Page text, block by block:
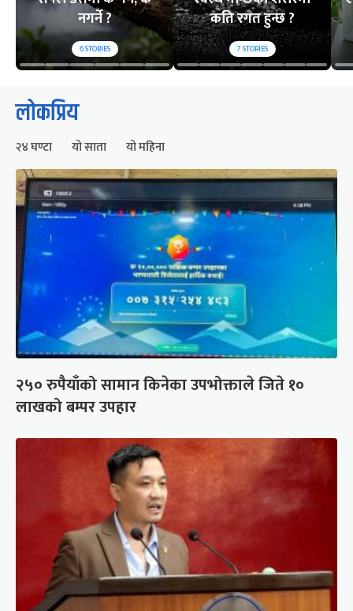
नगर्ने ?
6STORIES
कति रगत हुन्छ ?
7STORIES
लोकप्रिय
२४ घण्टा यो साता यो महिना
२५० रुपैयाँको सामान किनेका उपभोक्ताले जिते १०
लाखको बम्पर उपहार